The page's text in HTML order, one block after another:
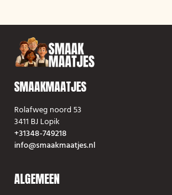
zelfgemaakte saus
maakt u een
onuitwisbare indruk!
een goede manier van
als de hoeveelheden
wat groter zijn valt er
op dit punt veel winst
te behalen.
SMAAKMAATJES
Rolafweg noord 53
3411 BJ Lopik
+31348-749218
info@smaakmaatjes.nl
ALGEMEEN